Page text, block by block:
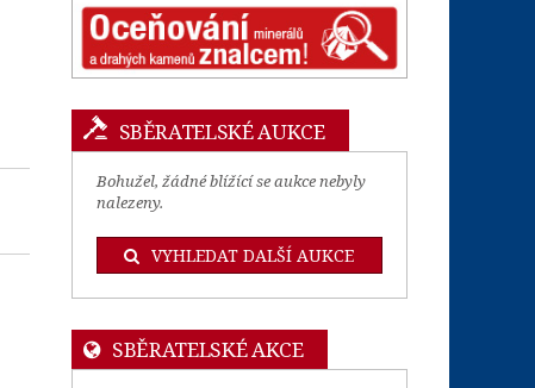
SBĚRATELSKÉ AUKCE
Bohužel, žádné blížící se aukce nebyly
nalezeny.
VYHLEDAT DALŠÍ AUKCE
SBĚRATELSKÉ AKCE